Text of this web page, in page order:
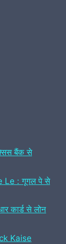
बैंक से
Le : गूगल पे से
कार्ड से लोन
Kaise